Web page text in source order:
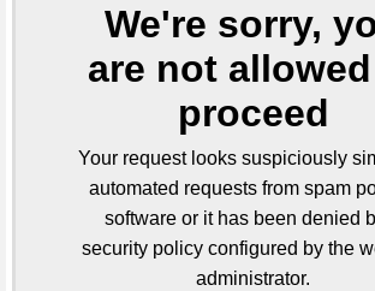
We're sorry,
are not
proceed
Your request looks suspiciously
automated requests from spam
software or it has been denied
security policy configured by the
administrator.